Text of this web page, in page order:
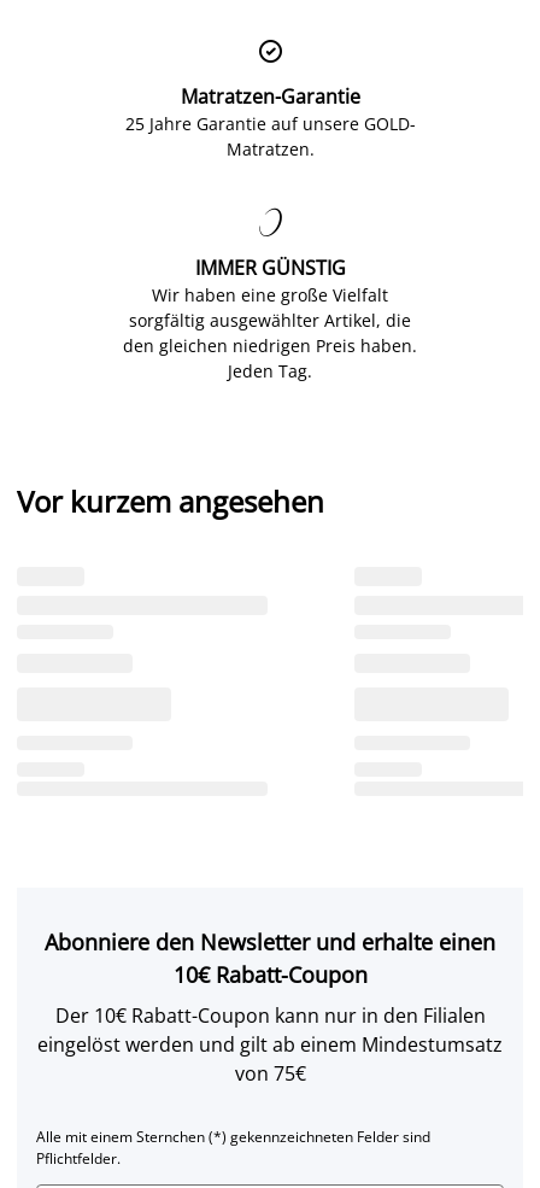

Matratzen-Garantie
25 Jahre Garantie auf unsere GOLD-
Matratzen.

IMMER GÜNSTIG
Wir haben eine große Vielfalt
sorgfältig ausgewählter Artikel, die
den gleichen niedrigen Preis haben.
Jeden Tag.
Vor kurzem angesehen
Abonniere den Newsletter und erhalte einen
10€ Rabatt-Coupon
Der 10€ Rabatt-Coupon kann nur in den Filialen
eingelöst werden und gilt ab einem Mindestumsatz
von 75€
Alle mit einem Sternchen (*) gekennzeichneten Felder sind
Pflichtfelder.